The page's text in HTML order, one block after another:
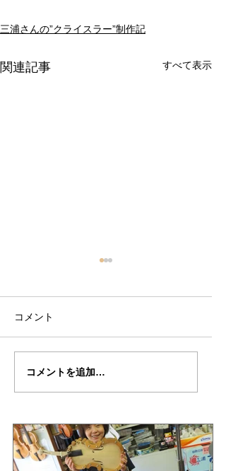
三浦さんの”クライスラー”制作記
関連記事 すべて表示
三浦さんの”クライスラ
コメント
コメントを追加…